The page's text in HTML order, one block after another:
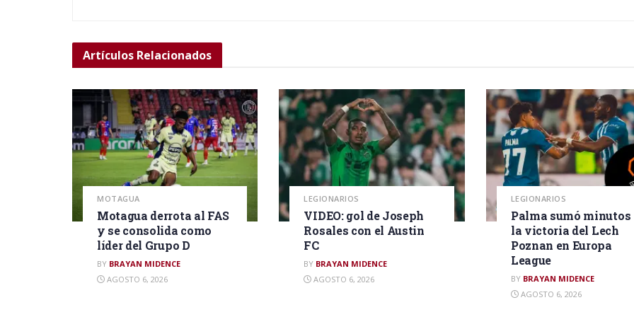
Artículos Relacionados
MOTAGUA
Motagua derrota al FAS
y se consolida como
líder del Grupo D
BY BRAYAN MIDENCE
AGOSTO 6, 2026
LEGIONARIOS
VIDEO: gol de Joseph
Rosales con el Austin
FC
BY BRAYAN MIDENCE
AGOSTO 6, 2026
LEGIONARIOS
Palma sumó minutos
la victoria del Lech
Poznan en Europa
League
BY BRAYAN MIDENCE
AGOSTO 6, 2026